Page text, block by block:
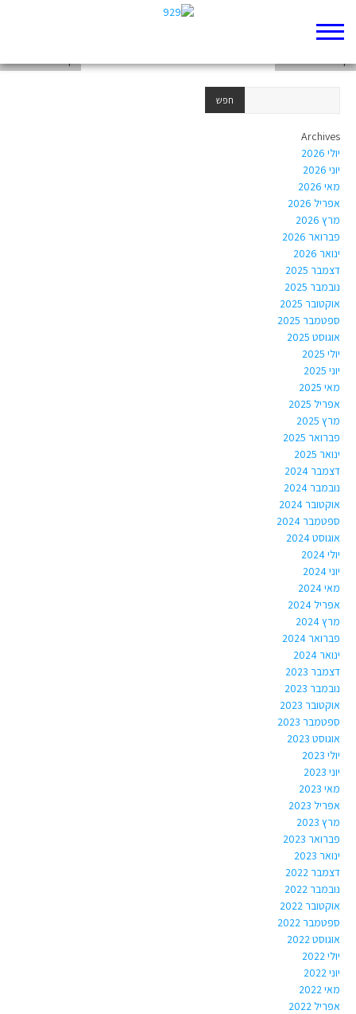
Archives
יולי 2026
יוני 2026
מאי 2026
אפריל 2026
מרץ 2026
פברואר 2026
ינואר 2026
דצמבר 2025
נובמבר 2025
אוקטובר 2025
ספטמבר 2025
אוגוסט 2025
יולי 2025
יוני 2025
מאי 2025
אפריל 2025
מרץ 2025
פברואר 2025
ינואר 2025
דצמבר 2024
נובמבר 2024
אוקטובר 2024
ספטמבר 2024
אוגוסט 2024
יולי 2024
יוני 2024
מאי 2024
אפריל 2024
מרץ 2024
פברואר 2024
ינואר 2024
דצמבר 2023
נובמבר 2023
אוקטובר 2023
ספטמבר 2023
אוגוסט 2023
יולי 2023
יוני 2023
מאי 2023
אפריל 2023
מרץ 2023
פברואר 2023
ינואר 2023
דצמבר 2022
נובמבר 2022
אוקטובר 2022
ספטמבר 2022
אוגוסט 2022
יולי 2022
יוני 2022
מאי 2022
אפריל 2022